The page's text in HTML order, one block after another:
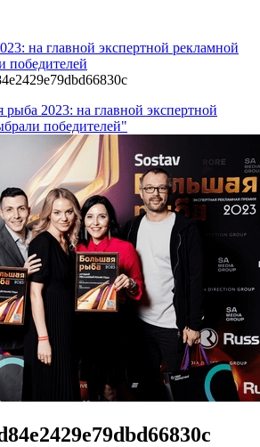
на главной экспертной рекламной
победителей
2023: на главной экспертной
победителей"